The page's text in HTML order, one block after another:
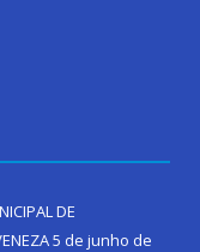
DE
5 de junho de